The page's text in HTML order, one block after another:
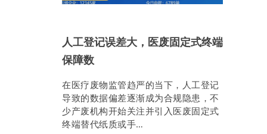
人工登记误差大，医废固定式终端
保障数
在医疗废物监管趋严的当下，人工登记
导致的数据偏差逐渐成为合规隐患，不
少产废机构开始关注并引入医废固定式
终端替代纸质或手…